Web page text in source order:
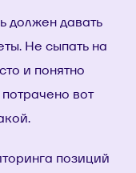
должен давать
Не сыпать на
и понятно
вот
позиций